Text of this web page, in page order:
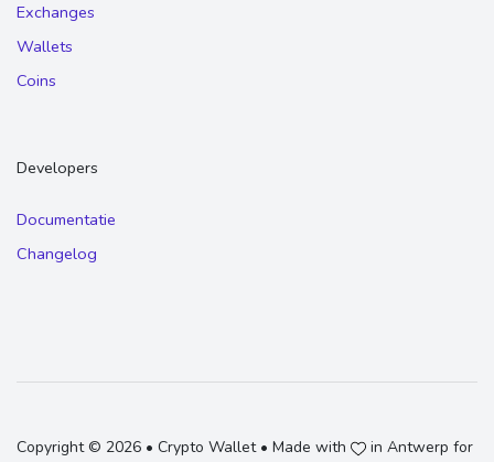
Exchanges
Wallets
Coins
Developers
Documentatie
Changelog
Copyright © 2026 • Crypto Wallet • Made with
in Antwerp for